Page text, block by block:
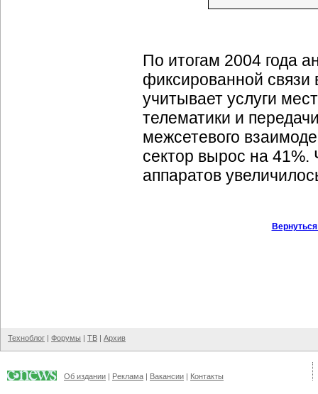
По итогам 2004 года
фиксированной связи
учитывает услуги
телематики и
межсетевого
сектор вырос на
аппаратов
Техноблог | Форумы | ТВ | Архив
Об издании | Реклама | Вакансии | Контакты